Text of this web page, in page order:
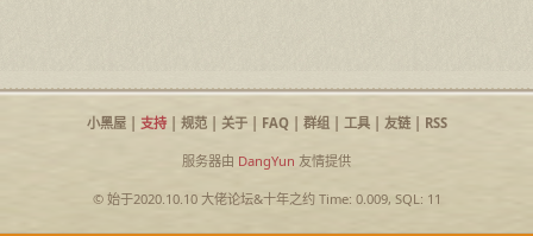
小黑屋| 支持| 规范| 关于| FAQ| 群组| 工具| 友链| RSS
服务器由 DangYun 友情提供
© 始于2020.10.10 大佬论坛&十年之约Time: 0.009, SQL: 11